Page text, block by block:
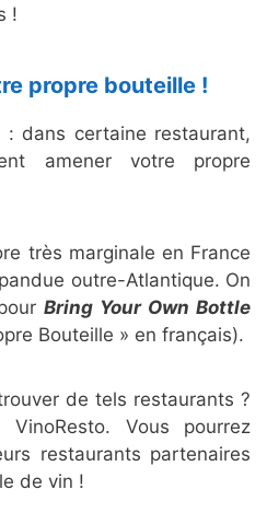
!
propre bouteille !
: dans certaine restaurant,
amener votre propre
très marginale en France
outre-Atlantique. On
Bring Your Own Bottle
Bouteille » en français).
de tels restaurants ?
Vous pourrez
restaurants partenaires
de vin !